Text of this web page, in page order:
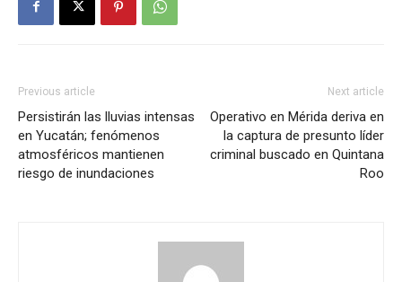
Previous article
Persistirán las lluvias intensas
en Yucatán; fenómenos
atmosféricos mantienen
riesgo de inundaciones
Next article
Operativo en Mérida deriva en
la captura de presunto líder
criminal buscado en Quintana
Roo